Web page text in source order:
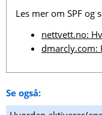
Les mer om SPF og
nettvett.no:
dmarcly.com:
Se også: